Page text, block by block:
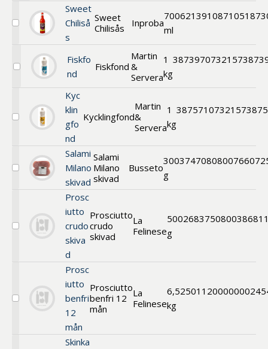
Välj
Chilisås
Sweet
Chiliså
s
Sweet
Chilisås
Inproba
700
ml
621391
Välj
Fiskfo
nd
Fiskfond
Martin
&
Servera
1
kg
387397
Välj
Kyc
klin
gfo
nd
Kycklingfond
Martin
&
Servera
1
kg
387571
Välj
Milano
Salami
Milano
skivad
Salami
Milano
skivad
Busseto
300
g
374708
Välj
skivad
Prosc
iutto
crudo
skiva
d
Prosciutto
crudo
skivad
La
Felinese
500
g
268375
Välj
12
Prosc
iutto
benfri
12
mån
Prosciutto
benfri 12
mån
La
Felinese
6,5
kg
250112
Skinka